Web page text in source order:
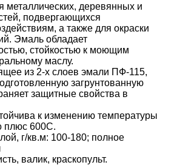
металлических, деревянных и
подвергающихся
а также для окраски
Эмаль обладает
стойкостью к моющим
маслу.
из 2-х слоев эмали ПФ-115,
загрунтованную
защитные свойства в
к изменению температуры
плюс 600С.
г/кв.м: 100-180; полное
валик, краскопульт.